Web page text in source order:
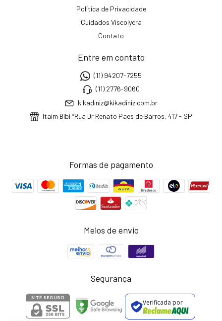
Política de Privacidade
Cuidados Viscolycra
Contato
Entre em contato
(11) 94207-7255
(11) 2776-9060
kikadiniz@kikadiniz.com.br
Itaim Bibi *Rua Dr Renato Paes de Barros, 417 - SP
Formas de pagamento
Meios de envio
Segurança
Verificada por